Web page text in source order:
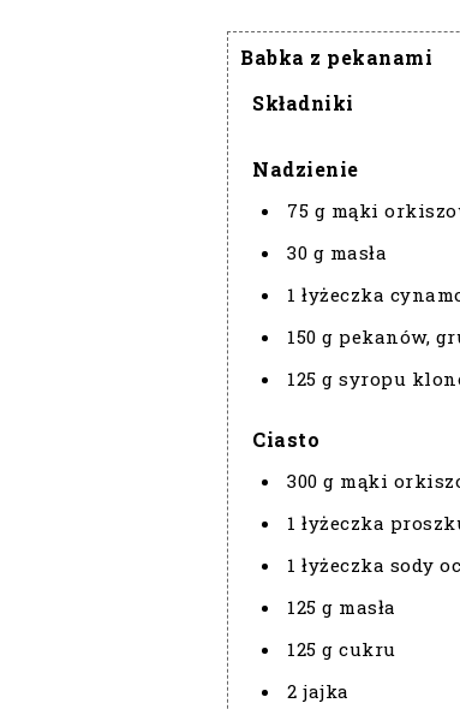
Babka z pekanami
Składniki
Nadzienie
75 g mąki
30 g masła
1 łyżeczka
150 g pekanów,
125 g syropu
Ciasto
300 g mąki
1 łyżeczka
1 łyżeczka sody
125 g masła
125 g cukru
2 jajka